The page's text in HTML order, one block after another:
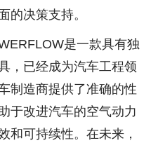
的决策支持。
是一款具有独
，已经成为汽车工程领
制造商提供了准确的性
于改进汽车的空气动力
和可持续性。在未来，